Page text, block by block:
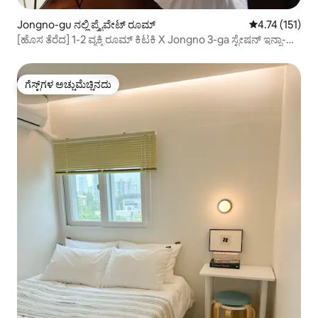
Jongno-gu ನಲ್ಲಿ ಪ್ರೈವೇಟ್ ರೂಮ್ 5 ರಲ್ಲಿ 4.74
4.74 (151)
[ಹೊಸ ತೆರೆದ] 1-2 ವ್ಯಕ್ತಿ ರೂಮ್ ಕಿಟಕಿ X Jongno 3-ga ಸ್ಟೇಷನ್ ಇನ್ಸಾ-
ಗೆಸ್ಟ್‌ಗಳ ಅಚ್ಚುಮೆಚ್ಚಿನದು
ಗೆಸ್ಟ್‌ಗಳ ಅಚ್ಚುಮೆಚ್ಚಿನದು